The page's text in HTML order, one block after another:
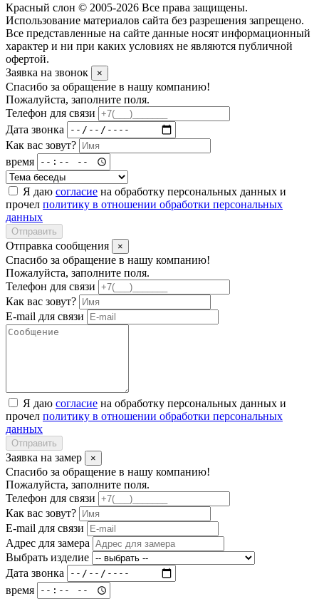
Красный слон © 2005-2026 Все права защищены.
Использование материалов сайта без разрешения запрещено.
Все представленные на сайте данные носят информационный
характер и ни при каких условиях не являются публичной
офертой.
Заявка на звонок
×
Спасибо за обращение в нашу компанию!
Пожалуйста, заполните поля.
Телефон для связи
Дата звонка
Как вас зовут?
время
Я даю согласие на обработку персональных данных и
прочел политику в отношении обработки персональных
данных
Отправить
Отправка сообщения ×
Спасибо за обращение в нашу компанию!
Пожалуйста, заполните поля.
Телефон для связи
Как вас зовут?
E-mail для связи
Я даю согласие на обработку персональных данных и
прочел политику в отношении обработки персональных
данных
Отправить
Заявка на замер ×
Спасибо за обращение в нашу компанию!
Пожалуйста, заполните поля.
Телефон для связи
Как вас зовут?
E-mail для связи
Адрес для замера
Выбрать изделие
Дата звонка
время